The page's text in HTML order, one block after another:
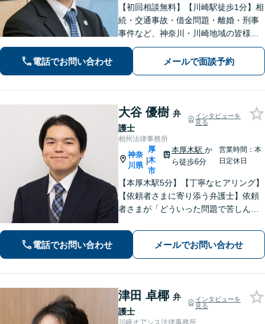
【初回相談無料】【川崎駅徒歩1分】相
続・交通事故・借金問題・離婚・刑事
事件など、神奈川・川崎地域の皆様の
法律問題を解決すべく、親身になって
取り組みます。クチコミ・リピーター
の方も多数。お気軽にお問い合わせ下
電話でお問い合わせ メールで面談予約
大谷 優樹 弁
護士
インタビューを
見る
相州法律事務所
神奈
川県
|
厚
木
市
本厚木駅か
ら徒歩6分
営業時間：本
日定休日
【本厚木駅5分】【丁寧なヒアリング】
【依頼者さまに寄り添う弁護士】依頼
者さまが「どういった問題で苦しんで
を望んでいるのか」を丁寧に伺い、最
善の解決策をご提案します。お気軽に
ご相談ください。【休日・夜間対応】
電話でお問い合わせ メールでお問い合わせ
津田 卓椰 弁
護士
インタビューを
見る
川崎オアシス法律事務所